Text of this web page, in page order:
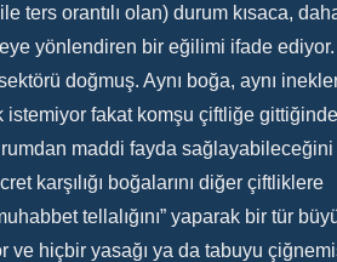
ters orantılı olan) durum kısaca,
yönlendiren bir eğilimi ifade ediyor.
doğmuş. Aynı boğa, aynı
fakat komşu çiftliğe gittiğinde
maddi fayda sağlayabileceğini
karşılığı boğalarını diğer çiftliklere
tellalığını” yaparak bir tür
ve hiçbir yasağı ya da tabuyu